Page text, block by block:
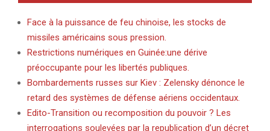
Face à la puissance de feu chinoise, les stocks de
missiles américains sous pression.
Restrictions numériques en Guinée:une dérive
préoccupante pour les libertés publiques.
Bombardements russes sur Kiev : Zelensky dénonce le
retard des systèmes de défense aériens occidentaux.
Edito-Transition ou recomposition du pouvoir ? Les
interrogations soulevées par la republication d’un décret